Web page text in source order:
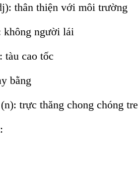
thân thiện với môi trường
không người lái
tàu cao tốc
bằng
trực thăng chong chóng tre